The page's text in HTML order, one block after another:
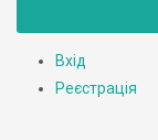
Вхід
Реєстрація